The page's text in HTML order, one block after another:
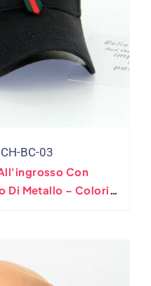
BC-03
Con
Di Metallo – Colori